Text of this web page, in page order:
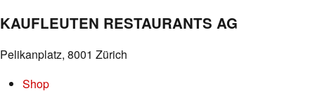
KAUFLEUTEN RESTAURANTS AG
Pelikanplatz, 8001 Zürich
Shop